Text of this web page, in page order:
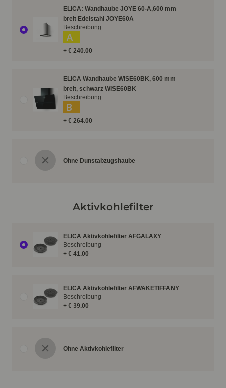
ELICA: Wandhaube JOYE 60-A,600 mm
breit Edelstahl JOYE60A
+ € 240.00
A
Beschreibung
ELICA Wandhaube WISE60BK, 600 mm
breit, schwarz WISE60BK
+ € 264.00
B
Beschreibung
Ohne Dunstabzugshaube
Aktivkohlefilter
ELICA Aktivkohlefilter AFGALAXY
+ € 41.00
Beschreibung
ELICA Aktivkohlefilter AFWAKETIFFANY
+ € 39.00
Beschreibung
Ohne Aktivkohlefilter